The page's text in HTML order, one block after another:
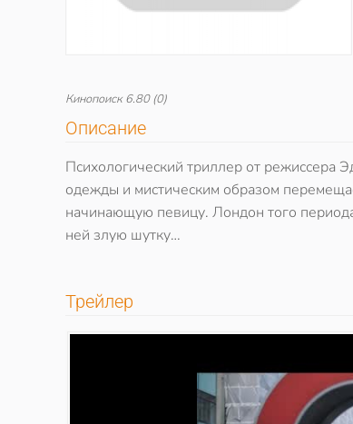
Кинопоиск 6.80(0)
Описание
Психологический триллер от режиссера
одежды и мистическим образом
начинающую певицу. Лондон того
ней злую шутку…
Трейлер